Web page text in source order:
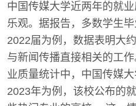
中国传媒大学近两年的就
乐观。据报告，多数学生
2022届为例，数据表明大
与新闻传播直接相关的工
业质量统计中，中国传媒
2023年为例，该校公布的